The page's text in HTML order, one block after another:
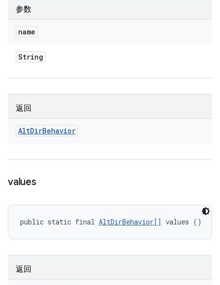
参数
name
String
返回
AltDirBehavior
values
public static final AltDirBehavior[] values ()
返回